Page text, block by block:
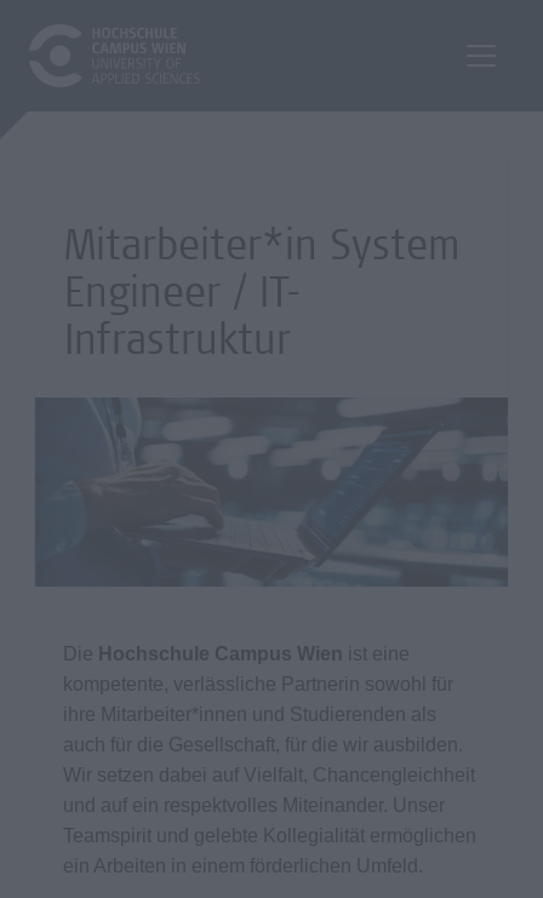
Mitarbeiter*in System
Engineer / IT-
Infrastruktur
Die Hochschule Campus Wien
ist eine
kompetente, verlässliche Partnerin sowohl für
ihre Mitarbeiter*innen und Studierenden als
auch für die Gesellschaft, für die wir ausbilden.
Wir setzen dabei auf Vielfalt, Chancengleichheit
und auf ein respektvolles Miteinander. Unser
Teamspirit und gelebte Kollegialität ermöglichen
ein Arbeiten in einem förderlichen Umfeld.